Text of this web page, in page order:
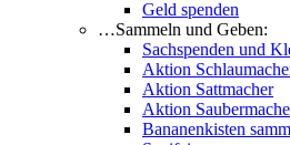
Geld spenden
…Sammeln und Geben:
Sachspenden und
Aktion
Aktion Sattmacher
Aktion
Bananenkisten